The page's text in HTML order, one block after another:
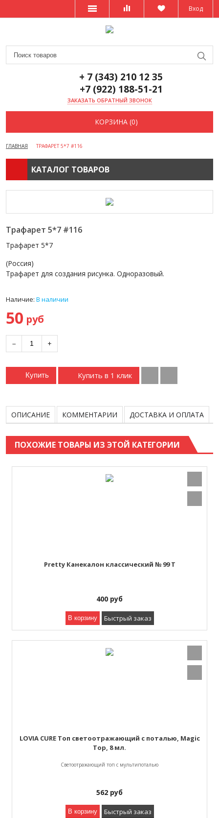
Вход
+ 7 (343) 210 12 35
+7 (922) 188-51-21
ЗАКАЗАТЬ ОБРАТНЫЙ ЗВОНОК
КОРЗИНА (0)
ГЛАВНАЯ ТРАФАРЕТ 5*7 #116
КАТАЛОГ ТОВАРОВ
Трафарет 5*7 #116
Трафарет 5*7
(Россия)
Трафарет для создания рисунка. Одноразовый.
Наличие: В наличии
50 руб
− +
Купить Купить в 1 клик
ОПИСАНИЕ КОММЕНТАРИИ ДОСТАВКА И ОПЛАТА
ПОХОЖИЕ ТОВАРЫ ИЗ ЭТОЙ КАТЕГОРИИ
Pretty Канекалон классический № 99 T
400 руб
В корзину Быстрый заказ
LOVIA CURE Топ светоотражающий с поталью, Magic
Top, 8 мл.
Светоотражающий топ с мультипоталью
562 руб
В корзину Быстрый заказ